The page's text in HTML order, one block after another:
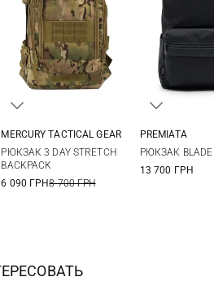
MERCURY TACTICAL GEAR
РЮКЗАК 3 DAY STRETCH
BACKPACK
6 090 ГРН8 700 ГРН
PREMIATA
РЮКЗАК BLADE
13 700 ГРН